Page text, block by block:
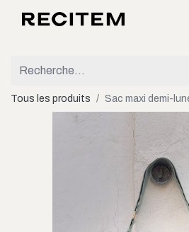
Tous les produits Sac maxi demi-